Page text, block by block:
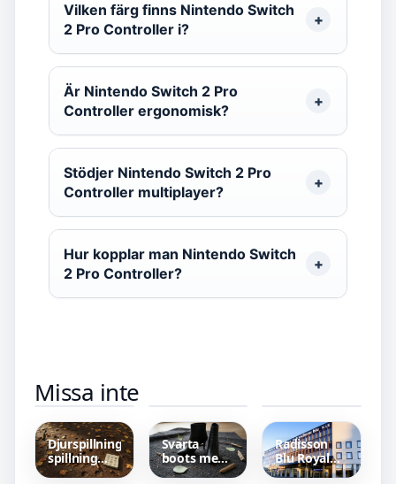
Vilken färg finns Nintendo Switch
2 Pro Controller i?
Är Nintendo Switch 2 Pro
Controller ergonomisk?
Stödjer Nintendo Switch 2 Pro
Controller multiplayer?
Hur kopplar man Nintendo Switch
2 Pro Controller?
Missa inte
Tobias Film
– Svensk
Satir
Lek
med
Streaming
Djurspillning
spillning
vilda djur –
Svarta
boots med
klack –
Radisson
Blu Royal
Viking: